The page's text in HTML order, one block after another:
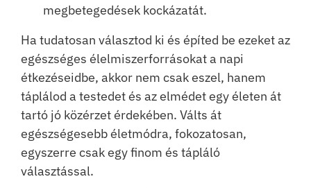
megbetegedések kockázatát.
Ha tudatosan választod ki és építed be ezeket az
egészséges élelmiszerforrásokat a napi
étkezéseidbe, akkor nem csak eszel, hanem
táplálod a testedet és az elmédet egy életen át
tartó jó közérzet érdekében. Válts át
egészségesebb életmódra, fokozatosan,
egyszerre csak egy finom és tápláló
választással.